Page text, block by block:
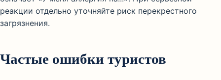
реакции отдельно уточняйте риск перекрестного
загрязнения.
Частые ошибки туристов